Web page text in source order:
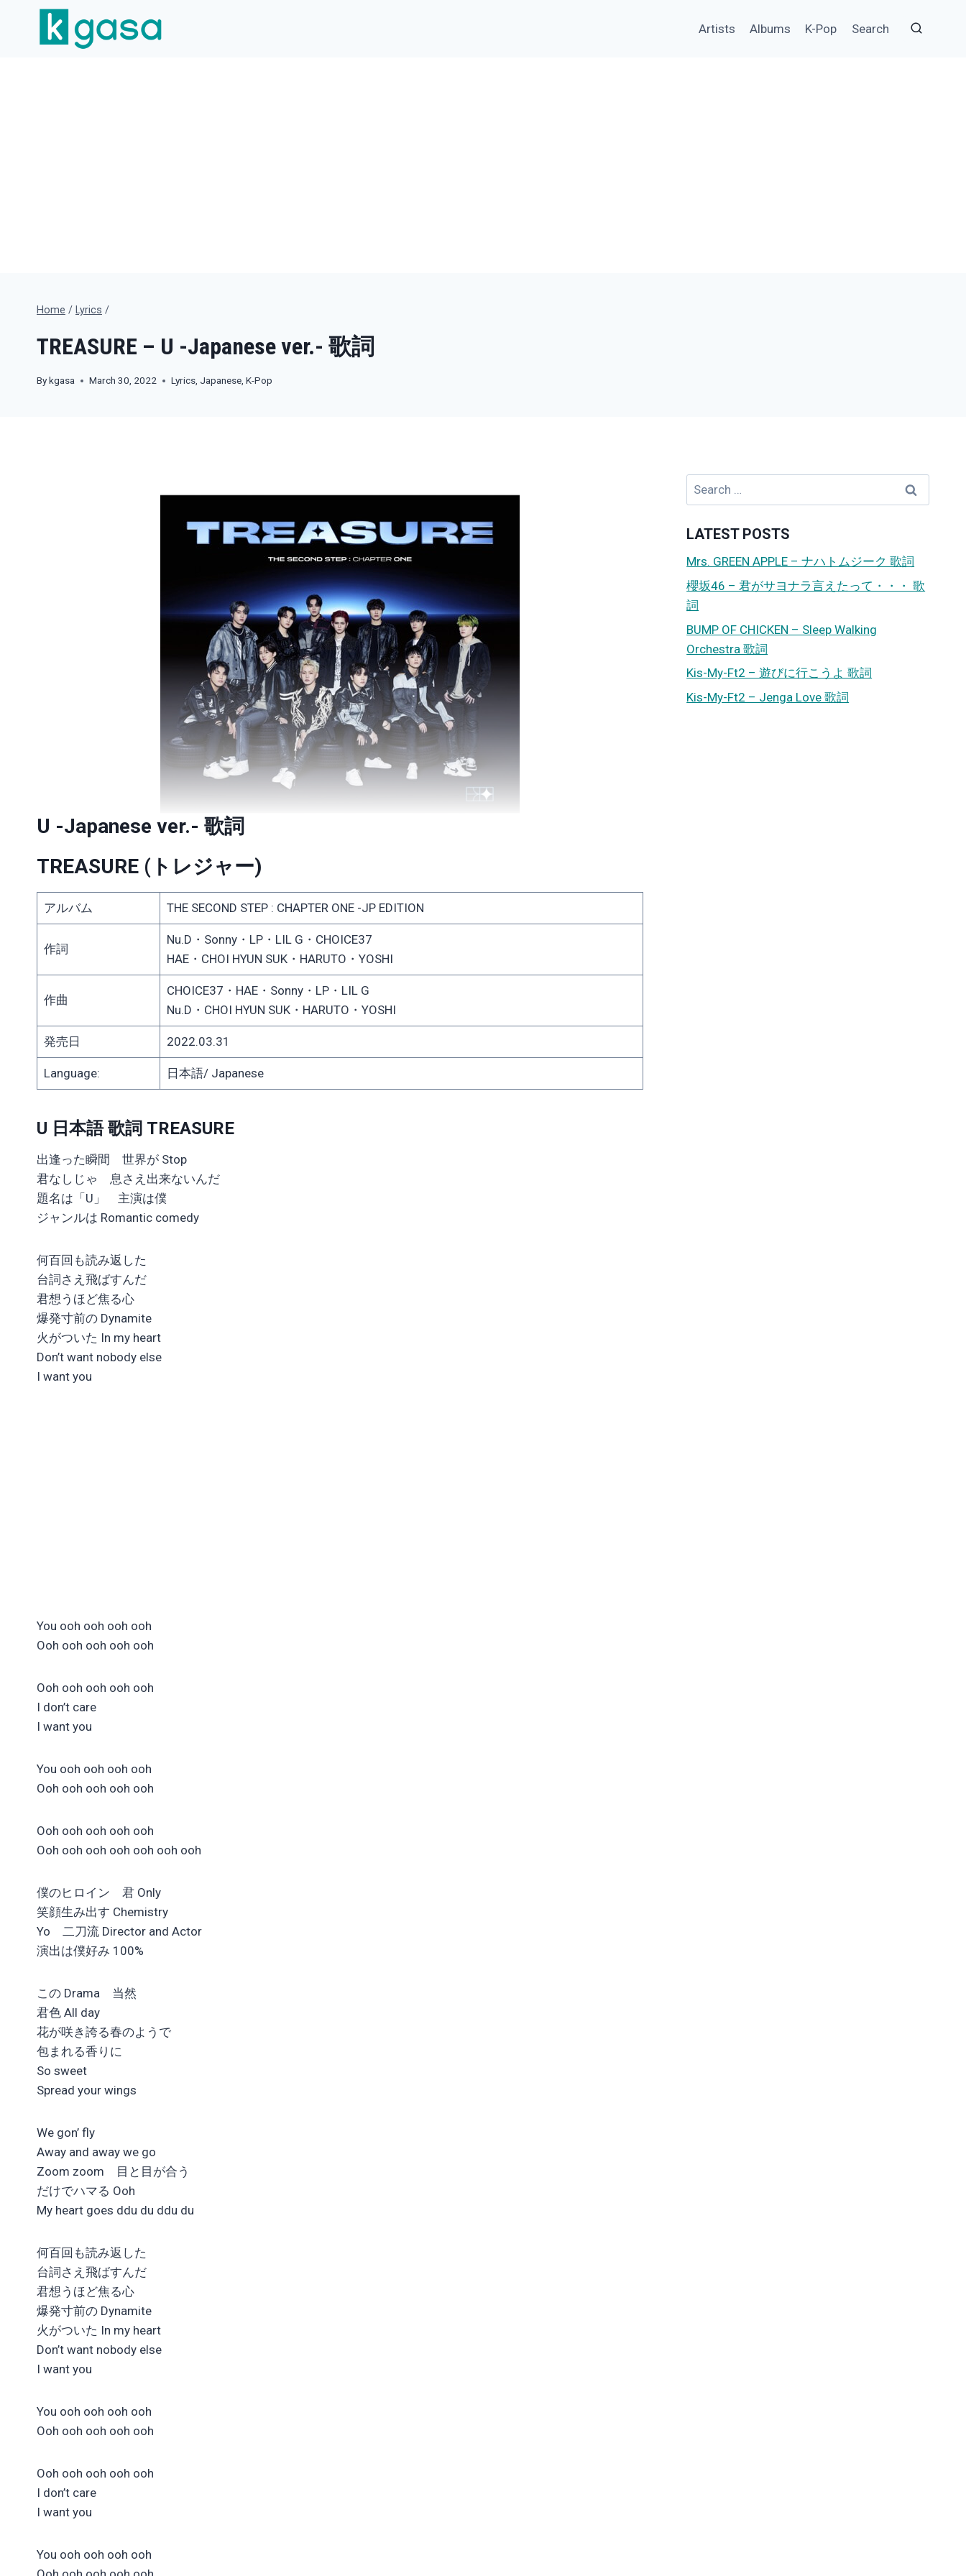
content
Artists Albums K-Pop Search
Home / Lyrics /
TREASURE – U -Japanese ver.- 歌詞
Bykgasa March 30, 2022 Lyrics, Japanese,K-Pop
U -Japanese ver.- 歌詞
TREASURE (トレジャー)
アルバム THE SECOND STEP : CHAPTER ONE -JP EDITION
作詞
Nu.D・Sonny・LP・LIL G・CHOICE37
HAE・CHOI HYUN SUK・HARUTO・YOSHI
作曲
CHOICE37・HAE・Sonny・LP・LIL G
Nu.D・CHOI HYUN SUK・HARUTO・YOSHI
発売日 2022.03.31
Language: 日本語/ Japanese
U 日本語 歌詞 TREASURE
出逢った瞬間 世界が Stop
君なしじゃ 息さえ出来ないんだ
題名は「U」 主演は僕
ジャンルは Romantic comedy
何百回も読み返した
台詞さえ飛ばすんだ
君想うほど焦る心
爆発寸前の Dynamite
火がついた In my heart
Don’t want nobody else
I want you
You ooh ooh ooh ooh
Ooh ooh ooh ooh ooh
Ooh ooh ooh ooh ooh
I don’t care
I want you
You ooh ooh ooh ooh
Ooh ooh ooh ooh ooh
Ooh ooh ooh ooh ooh
Ooh ooh ooh ooh ooh ooh ooh
僕のヒロイン 君 Only
笑顔生み出す Chemistry
Yo 二刀流 Director and Actor
演出は僕好み 100%
この Drama 当然
君色 All day
花が咲き誇る春のようで
包まれる香りに
So sweet
Spread your wings
We gon’ fly
Away and away we go
Zoom zoom 目と目が合う
だけでハマる Ooh
My heart goes ddu du ddu du
何百回も読み返した
台詞さえ飛ばすんだ
君想うほど焦る心
爆発寸前の Dynamite
火がついた In my heart
Don’t want nobody else
I want you
You ooh ooh ooh ooh
Ooh ooh ooh ooh ooh
Ooh ooh ooh ooh ooh
I don’t care
I want you
You ooh ooh ooh ooh
Search
for:
LATEST POSTS
Mrs. GREEN APPLE – ナハトムジーク 歌詞
櫻坂46 – 君がサヨナラ言えたって・・・ 歌
詞
BUMP OF CHICKEN – Sleep Walking
Orchestra 歌詞
Kis-My-Ft2 – 遊びに行こうよ 歌詞
Kis-My-Ft2 – Jenga Love 歌詞